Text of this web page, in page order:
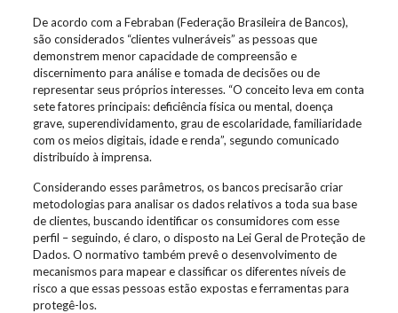
De acordo com a Febraban (Federação Brasileira de Bancos),
são considerados “clientes vulneráveis” as pessoas que
demonstrem menor capacidade de compreensão e
discernimento para análise e tomada de decisões ou de
representar seus próprios interesses. “O conceito leva em conta
sete fatores principais: deficiência física ou mental, doença
grave, superendividamento, grau de escolaridade, familiaridade
com os meios digitais, idade e renda”, segundo comunicado
distribuído à imprensa.
Considerando esses parâmetros, os bancos precisarão criar
metodologias para analisar os dados relativos a toda sua base
de clientes, buscando identificar os consumidores com esse
perfil – seguindo, é claro, o disposto na Lei Geral de Proteção de
Dados. O normativo também prevê o desenvolvimento de
mecanismos para mapear e classificar os diferentes níveis de
risco a que essas pessoas estão expostas e ferramentas para
protegê-los.